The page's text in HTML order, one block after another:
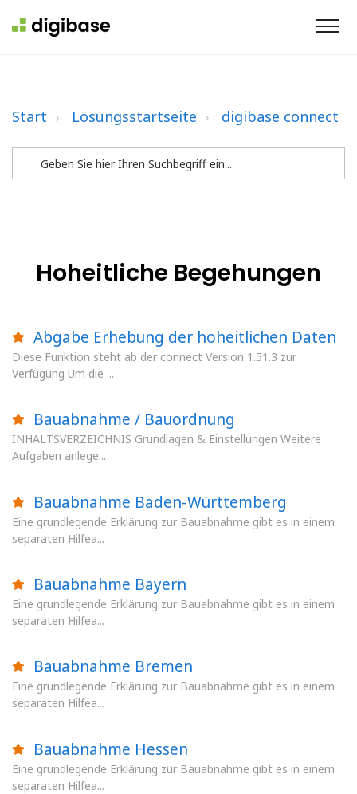
Start Lösungsstartseite digibase connect
Hoheitliche Begehungen
Abgabe Erhebung der hoheitlichen Daten
Diese Funktion steht ab der connect Version 1.51.3 zur
Verfügung Um die ...
Bauabnahme / Bauordnung
INHALTSVERZEICHNIS Grundlagen & Einstellungen Weitere
Aufgaben anlege...
Bauabnahme Baden-Württemberg
Eine grundlegende Erklärung zur Bauabnahme gibt es in einem
separaten Hilfea...
Bauabnahme Bayern
Eine grundlegende Erklärung zur Bauabnahme gibt es in einem
separaten Hilfea...
Bauabnahme Bremen
Eine grundlegende Erklärung zur Bauabnahme gibt es in einem
separaten Hilfea...
Bauabnahme Hessen
Eine grundlegende Erklärung zur Bauabnahme gibt es in einem
separaten Hilfea...